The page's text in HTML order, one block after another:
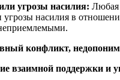
угрозы насилия: Любая
угрозы насилия в
конфликт,
взаимной поддержки и